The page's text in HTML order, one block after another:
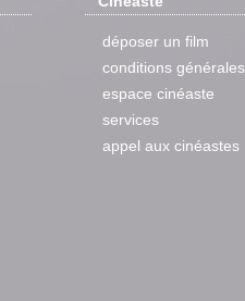
déposer un film
conditions générales
espace cinéaste
services
appel aux cinéastes